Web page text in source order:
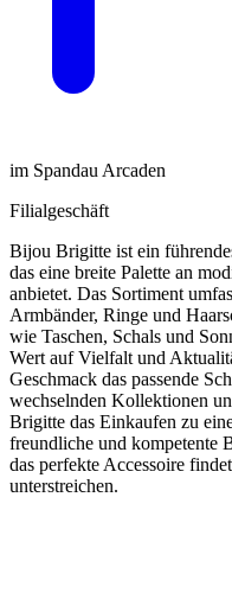
im Spandau Arcaden
Filialgeschäft
Bijou Brigitte ist ein
das eine breite Palette an
anbietet. Das Sortiment
Armbänder, Ringe und
wie Taschen, Schals und
Wert auf Vielfalt und
Geschmack das passende
wechselnden Kollektionen
Brigitte das Einkaufen zu
freundliche und kompetente
das perfekte Accessoire
unterstreichen.